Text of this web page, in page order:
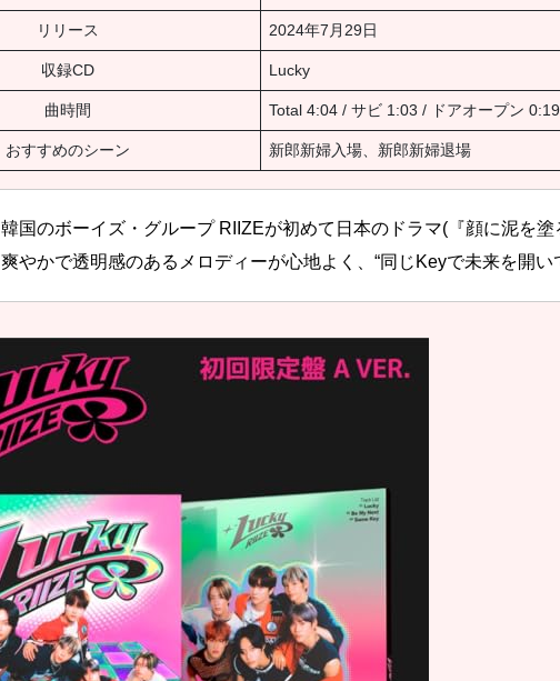
リリース 2024年7月29日
収録CD Lucky
曲時間 Total 4:04 / サビ 1:03 / ドアオープン 0:19
おすすめのシーン 新郎新婦入場、新郎新婦退場
韓国のボーイズ・グループ RIIZEが初めて日本のドラマ(『顔に泥を
爽やかで透明感のあるメロディーが心地よく、“同じKeyで未来を開